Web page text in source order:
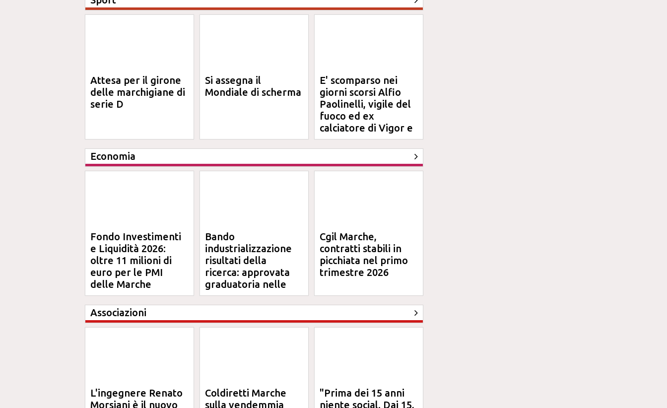
Attesa per il girone
delle marchigiane di
serie D
Si assegna il
Mondiale di scherma
E' scomparso nei
giorni scorsi Alfio
Paolinelli, vigile del
fuoco ed ex
calciatore di Vigor e
Jesina
Economia
Fondo Investimenti
e Liquidità 2026:
oltre 11 milioni di
euro per le PMI
delle Marche
Bando
industrializzazione
risultati della
ricerca: approvata
graduatoria nelle
Marche
Cgil Marche,
contratti stabili in
picchiata nel primo
trimestre 2026
Associazioni
L'ingegnere Renato
Morsiani è il nuovo
Coldiretti Marche
sulla vendemmia
"Prima dei 15 anni
niente social. Dai 15,